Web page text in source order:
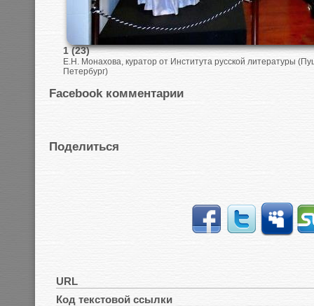
1 (23)
Е.Н. Монахова, куратор от Института русской литературы
Петербург)
Facebook комментарии
Поделиться
URL
Код текстовой ссылки